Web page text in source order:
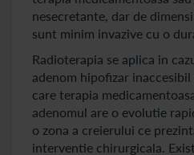
nesecretante, dar de
sunt minim invazive cu o
Radioterapia se aplica in
adenom hipofizar
care terapia
adenomul are o evolutie
o zona a creierului ce
interventie chirurgicala.